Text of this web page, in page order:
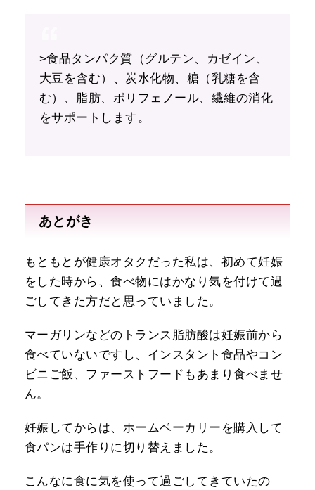
>食品タンパク質（グルテン、カゼイン、
大豆を含む）、炭水化物、糖（乳糖を含
む）、脂肪、ポリフェノール、繊維の消化
をサポートします。
あとがき
もともとが健康オタクだった私は、初めて妊娠
をした時から、食べ物にはかなり気を付けて過
ごしてきた方だと思っていました。
マーガリンなどのトランス脂肪酸は妊娠前から
食べていないですし、インスタント食品やコン
ビニご飯、ファーストフードもあまり食べませ
ん。
妊娠してからは、ホームベーカリーを購入して
食パンは手作りに切り替えました。
こんなに食に気を使って過ごしてきていたの